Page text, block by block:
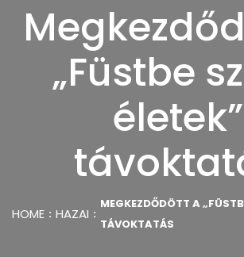
„Füstbe
életek”
HOME HAZAI
MEGKEZDŐDÖTT A
TÁVOKTATÁS